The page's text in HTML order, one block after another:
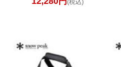
(税込)